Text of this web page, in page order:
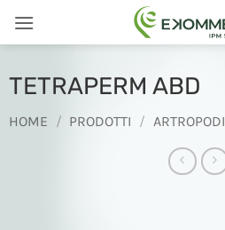
TETRAPERM ABD
HOME / PRODOTTI / ARTROPODI